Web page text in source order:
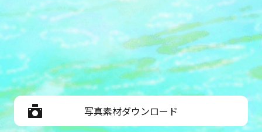
写真素材ダウンロード